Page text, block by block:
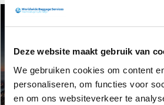
Deze website maakt gebruik van
We gebruiken cookies om content
personaliseren, om functies voor
en om ons websiteverkeer te